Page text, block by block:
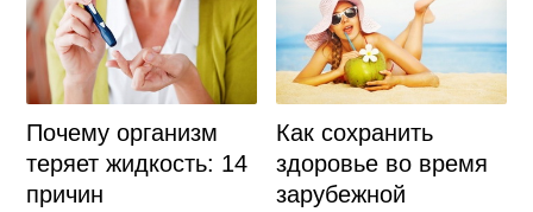
Почему организм
теряет жидкость: 14
причин
Как сохранить
здоровье во время
зарубежной